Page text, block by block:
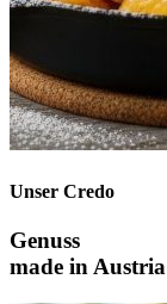
Unser Credo
Genuss
made in Austria